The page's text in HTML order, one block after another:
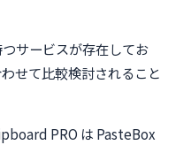
サービスが存在してお
せて比較検討されること
PRO は PasteBox